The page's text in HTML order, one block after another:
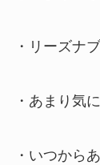
・リーズナ
・あまり気
・いつから